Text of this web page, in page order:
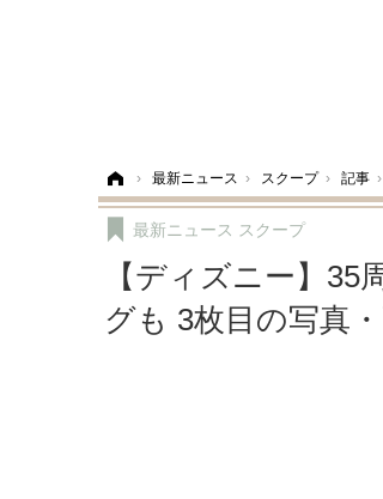
› 最新ニュース › スクープ › 記事 ›
【ディズニー】35
グも 3枚目の写真
最新ニュース スクープ